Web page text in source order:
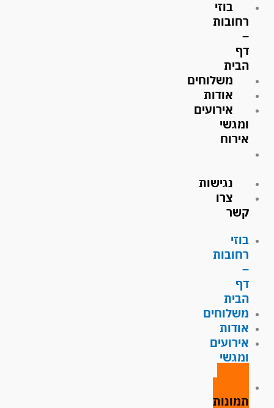
דילוג
בוזי
רחובות
–
דף
הבית
משלוחים
אודות
אירועים
ומגשי
אירוח
נגישות
צרו
קשר
בוזי
רחובות
–
דף
הבית
משלוחים
אודות
אירועים
ומגשי
תמונות